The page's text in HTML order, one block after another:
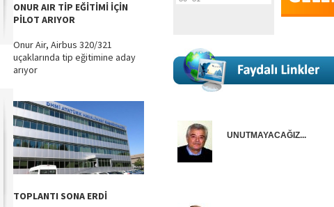
ONUR AIR TİP EĞİTİMİ İÇİN
PİLOT ARIYOR
Onur Air, Airbus 320/321
uçaklarında tip eğitimine aday
arıyor
TOPLANTI SONA ERDİ
UNUTMAYACAĞIZ...